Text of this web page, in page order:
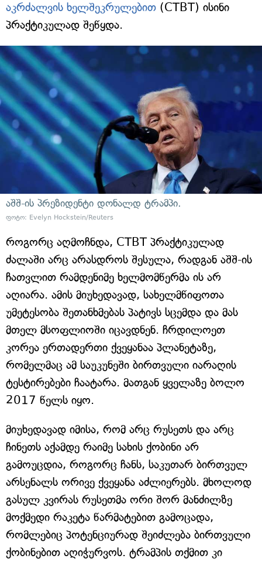
აკრძალვის ხელშეკრულებით (CTBT) ისინი
პრაქტიკულად შეწყდა.
აშშ-ის პრეზიდენტი დონალდ ტრამპი.
ფოტო: Evelyn Hockstein/Reuters
როგორც აღმოჩნდა, CTBT პრაქტიკულად
ძალაში არც არასდროს შესულა, რადგან აშშ-ის
ჩათვლით რამდენიმე ხელმომწერმა ის არ
აღიარა. ამის მიუხედავად, სახელმწიფოთა
უმეტესობა შეთანხმებას პატივს სცემდა და მას
მთელ მსოფლიოში იცავდნენ. ჩრდილოეთ
კორეა ერთადერთი ქვეყანაა პლანეტაზე,
რომელმაც ამ საუკუნეში ბირთვული იარაღის
ტესტირებები ჩაატარა. მათგან ყველაზე ბოლო
2017 წელს იყო.
მიუხედავად იმისა, რომ არც რუსეთს და არც
ჩინეთს აქამდე რაიმე სახის ქობინი არ
გამოუცდია, როგორც ჩანს, საკუთარ ბირთვულ
არსენალს ორივე ქვეყანა აძლიერებს. მხოლოდ
გასულ კვირას რუსეთმა ორი შორ მანძილზე
მოქმედი რაკეტა წარმატებით გამოცადა,
რომლებიც პოტენციურად შეიძლება ბირთვული
ქობინებით აღიჭურვოს. ტრამპის თქმით კი